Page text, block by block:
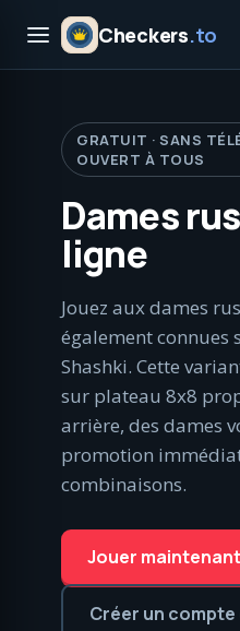
Checkers.to
GRATUIT · SANS
OUVERT À TOUS
Dames
ligne
Jouez aux dames
également connues
Shashki. Cette
sur plateau 8x8
arrière, des dames
promotion
combinaisons.
Jouer maintenant
Créer un